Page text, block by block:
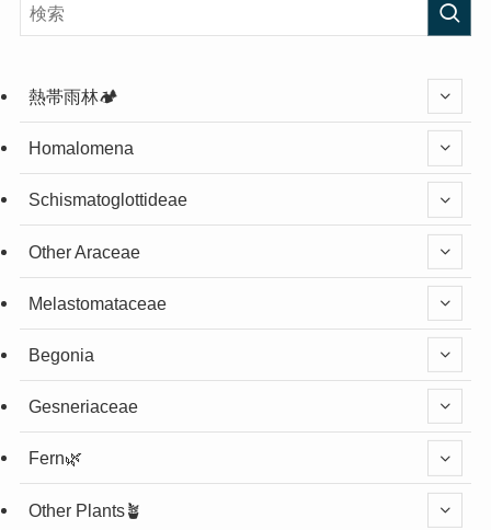
熱帯雨林🏕️
Homalomena
Schismatoglottideae
Other Araceae
Melastomataceae
Begonia
Gesneriaceae
Fern🌿
Other Plants🪴